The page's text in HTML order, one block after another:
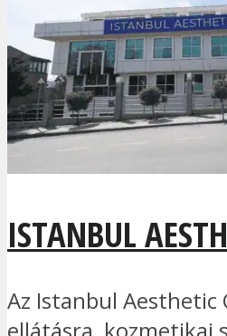
ISTANBUL
Az Istanbul Aesthetic